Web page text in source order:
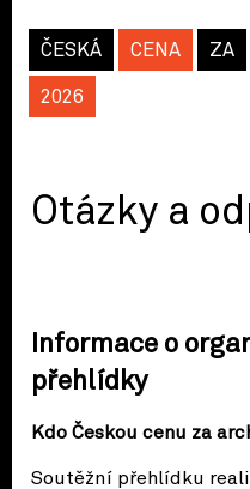
ČESKÁ CENA ZA
2026
Otázky a
Informace o
přehlídky
Kdo Českou cenu za
Soutěžní přehlídku